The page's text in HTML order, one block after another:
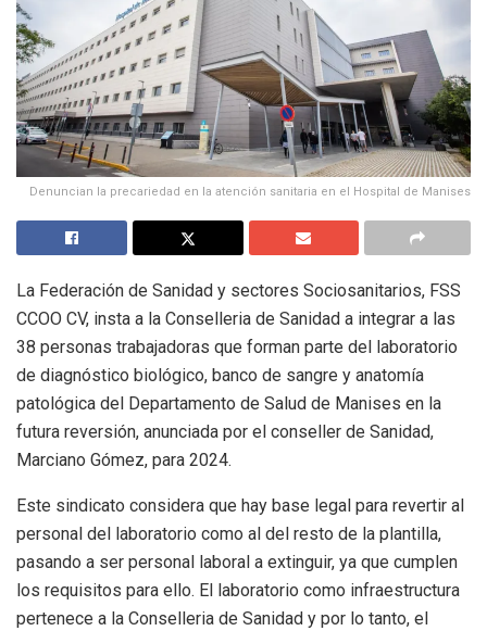
Denuncian la precariedad en la atención sanitaria en el Hospital de Manises
La Federación de Sanidad y sectores Sociosanitarios, FSS
CCOO CV, insta a la Conselleria de Sanidad a integrar a las
38 personas trabajadoras que forman parte del laboratorio
de diagnóstico biológico, banco de sangre y anatomía
patológica del Departamento de Salud de Manises en la
futura reversión, anunciada por el conseller de Sanidad,
Marciano Gómez, para 2024.
Este sindicato considera que hay base legal para revertir al
personal del laboratorio como al del resto de la plantilla,
pasando a ser personal laboral a extinguir, ya que cumplen
los requisitos para ello. El laboratorio como infraestructura
pertenece a la Conselleria de Sanidad y por lo tanto, el